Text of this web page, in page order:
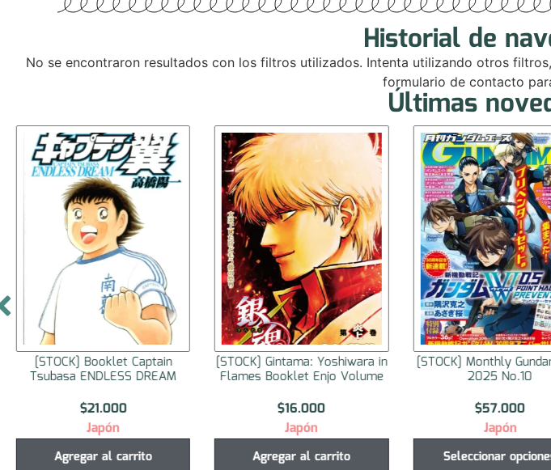
Historial de
No se encontraron resultados con los filtros utilizados. Intenta utilizando otros
formulario de contacto
Últimas
[STOCK] Booklet Captain
Tsubasa ENDLESS DREAM
$21.000
Japón
Agregar al carrito
[STOCK] Gintama: Yoshiwara in
Flames Booklet Enjo Volume
$16.000
Japón
Agregar al carrito
[STOCK] Monthly
2025 No.10
$57.000
Japón
Seleccionar